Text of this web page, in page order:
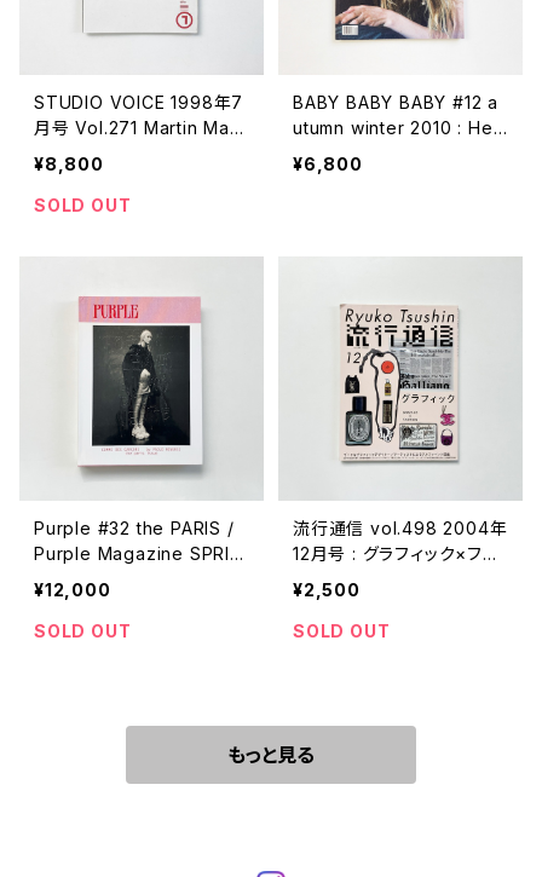
STUDIO VOICE 1998年7
月号 Vol.271 Martin Marg
iela
¥8,800
SOLD OUT
BABY BABY BABY #12 a
utumn winter 2010 : Hey
Honey!
¥6,800
Purple #32 the PARIS /
Purple Magazine SPRIN
G/SUMMER 2019
¥12,000
SOLD OUT
流行通信 vol.498 2004年
12月号 : グラフィック×ファ
ッション
¥2,500
SOLD OUT
もっと見る